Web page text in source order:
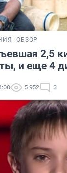
ОБЗОР
2,5
и еще 4
5 952 3